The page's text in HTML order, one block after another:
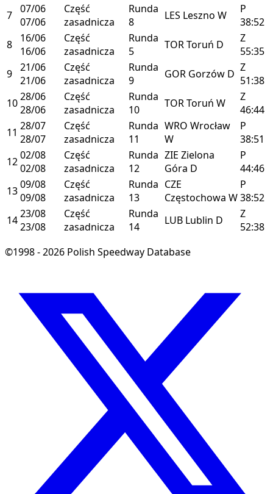
7 07/06
07/06
Część
zasadnicza
Runda
8
LES Leszno W
P
38:52
8
16/06
16/06
Część
zasadnicza
Runda
5
TORToruń D
Z
55:35
9 21/06
21/06
Część
zasadnicza
Runda
9
GOR Gorzów D Z
51:38
1028/06
28/06
Część
zasadnicza
Runda
10
TORToruń W
Z
46:44
11 28/07
28/07
Część
zasadnicza
Runda
11
WRO Wrocław
W
P
38:51
1202/08
02/08
Część
zasadnicza
Runda
12
ZIE Zielona
Góra D
P
44:46
1309/08
09/08
Część
zasadnicza
Runda
13
CZE
Częstochowa W
P
38:52
1423/08
23/08
Część
zasadnicza
Runda
14
LUB Lublin D
Z
52:38
©1998 - 2026 Polish Speedway Database